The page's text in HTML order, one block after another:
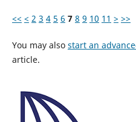
<< < 2 3 4 5 6 7 8 9 10 11 > >>
You may also start an
article.